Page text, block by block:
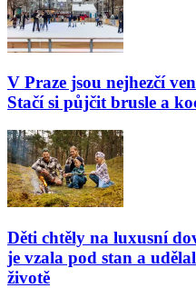
V Praze jsou nejhezčí
Stačí si půjčit brusle a
Děti chtěly na luxusní
je vzala pod stan a
životě